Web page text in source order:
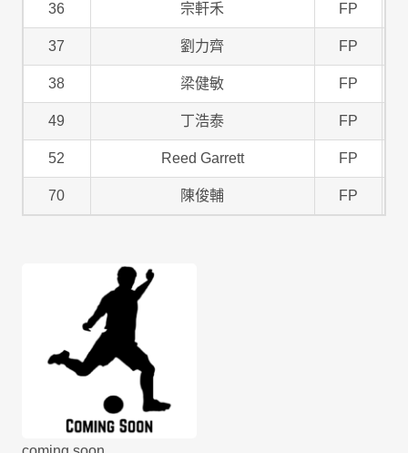
36 宗軒禾 FP
37 劉力齊 FP
38 梁健敏 FP
49 丁浩泰 FP
52 Reed Garrett FP
70 陳俊輔 FP